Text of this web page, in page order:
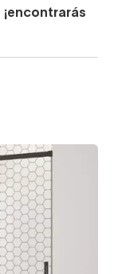
¡encontrarás